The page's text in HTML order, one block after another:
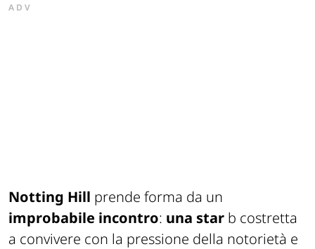
ADV
Notting Hill prende forma da un
improbabile incontro: una star b costretta
a convivere con la pressione della notorietà e